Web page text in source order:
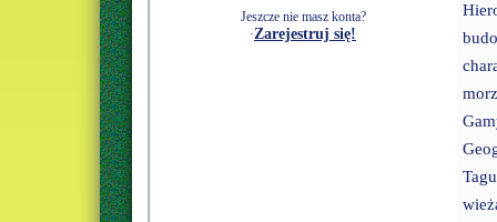
Jeszcze nie masz konta?
·Zarejestruj się!